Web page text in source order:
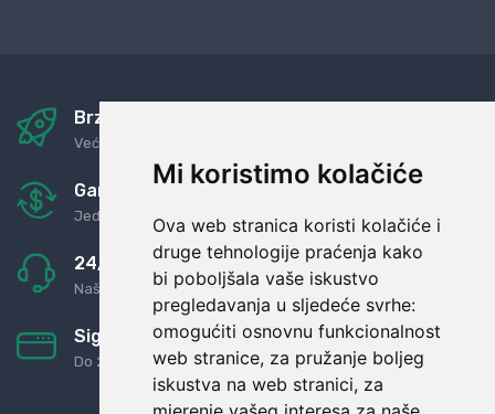
Mi koristimo kolačiće
Ova web stranica koristi kolačiće i
druge tehnologije praćenja kako
bi poboljšala vaše iskustvo
pregledavanja u sljedeće svrhe:
omogućiti osnovnu funkcionalnost
web stranice, za pružanje boljeg
iskustva na web stranici, za
Brza i sigurna dostava
Već za nekoliko dana kod vas
Garancija u povrat novaca
Jednostavno pravilo: Roba za novac
24/7 odlična podrška
Naši agenti uvijek na raspolaganju
Sigurno obročno plaćanje
Do 24 rata bez kamata